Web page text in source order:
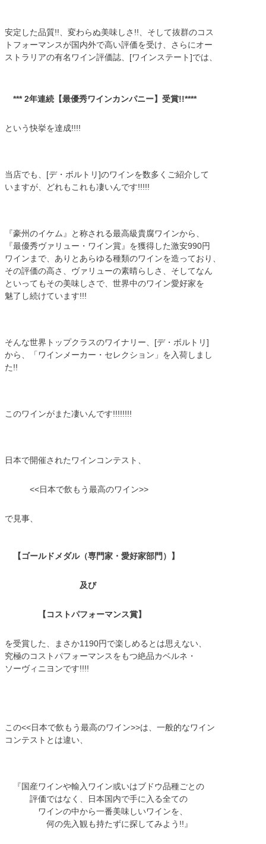
安定した品質!!、変わらぬ美味しさ!!、そして抜群のコス
トフォーマンスが国内外で高い評価を受け、さらにオー
ストラリアの有名ワイン評価誌、[ワインステート]では、
*** 2年連続【最優秀ワインカンパニー】受賞!!****
という快挙を達成!!!!
当店でも、[デ・ボルトリ]のワインを数多くご紹介して
いますが、どれもこれも凄いんです!!!!!
『豪州のイケム』と称される最高級貴腐ワインから、
『最優秀ヴァリュー・ワイン賞』を獲得した激安990円
ワインまで、ありとあらゆる種類のワインを造っており、
その評価の高さ、ヴァリューの素晴らしさ、そしてなん
といってもその美味しさで、世界中のワイン愛好家を
魅了し続けています!!!
そんな世界トップクラスのワイナリー、[デ・ボルトリ]
から、「ワインメーカー・セレクション」を入荷しまし
た!!
このワインがまた凄いんです!!!!!!!!
日本で開催されたワインコンテスト、
<<日本で飲もう最高のワイン>>
で見事、
【ゴールドメダル（専門家・愛好家部門）】
及び
【コストパフォーマンス賞】
を受賞した、まさか1190円で楽しめるとは思えない、
究極のコストパフォーマンスをもつ絶品カベルネ・
ソーヴィニヨンです!!!!
この<<日本で飲もう最高のワイン>>は、一般的なワイン
コンテストとは違い、
『国産ワインや輸入ワイン或いはブドウ品種ごとの
評価ではなく、日本国内で手に入る全ての
ワインの中から一番美味しいワインを、
何の先入観も持たずに探してみよう!!』